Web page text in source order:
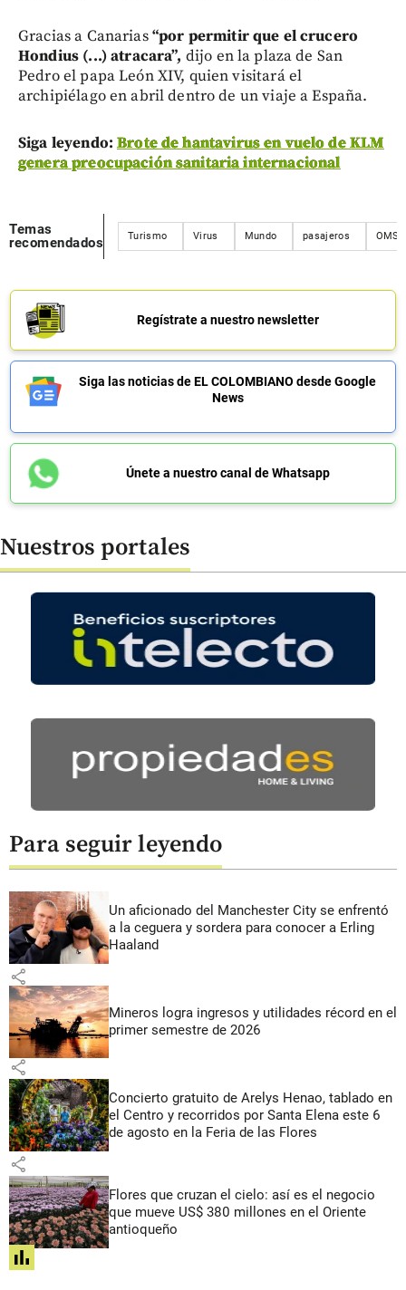
Gracias a Canarias“por permitir que el crucero
Hondius (...) atracara”, dijo en la plaza de San
Pedro el papa León XIV, quien visitará el
archipiélago en abril dentro de un viaje a España.
Siga leyendo:Brote de hantavirus en vuelo de KLM
genera preocupación sanitaria internacional
Temas
recomendados
Turismo Virus Mundo pasajeros OMS
Regístrate a nuestro newsletter
Siga las noticias de EL COLOMBIANO desde Google
News
Únete a nuestro canal de Whatsapp
Nuestros portales
Para seguir leyendo
Un aficionado del Manchester City se enfrentó
a la ceguera y sordera para conocer a Erling
Haaland
share
Mineros logra ingresos y utilidades récord en el
primer semestre de 2026
share
Concierto gratuito de Arelys Henao, tablado en
el Centro y recorridos por Santa Elena este 6
de agosto en la Feria de las Flores
share
Flores que cruzan el cielo: así es el negocio
que mueve US$ 380 millones en el Oriente
antioqueño
share